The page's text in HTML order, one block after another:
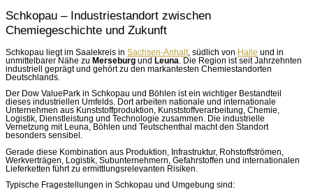
Schkopau – Industriestandort zwischen
Chemiegeschichte und Zukunft
Schkopau liegt im Saalekreis in Sachsen-Anhalt , südlich von Halle und in
unmittelbarer Nähe zu Merseburg und Leuna . Die Region ist seit Jahrzehnten
industriell geprägt und gehört zu den markantesten Chemiestandorten
Deutschlands.
Der Dow ValuePark in Schkopau und Böhlen ist ein wichtiger Bestandteil
dieses industriellen Umfelds. Dort arbeiten nationale und internationale
Unternehmen aus Kunststoffproduktion, Kunststoffverarbeitung, Chemie,
Logistik, Dienstleistung und Technologie zusammen. Die industrielle
Vernetzung mit Leuna, Böhlen und Teutschenthal macht den Standort
besonders sensibel.
Gerade diese Kombination aus Produktion, Infrastruktur, Rohstoffströmen,
Werkverträgen, Logistik, Subunternehmern, Gefahrstoffen und internationalen
Lieferketten führt zu ermittlungsrelevanten Risiken.
Typische Fragestellungen in Schkopau und Umgebung sind: